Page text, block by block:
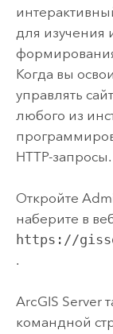
для изучения
Когда вы
управлять
любого из
HTTP-запросы.
Откройте
наберите в
https://
.
ArcGIS Server
командной